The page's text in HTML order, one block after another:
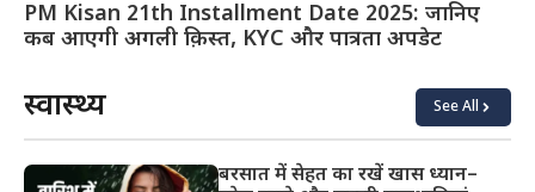
PM Kisan 21th Installment Date 2025: जानिए
कब आएगी अगली क़िस्त, KYC और पात्रता अपडेट
स्वास्थ्य See All
बरसात में सेहत का रखें खास ध्यान–